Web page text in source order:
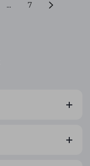
... 7